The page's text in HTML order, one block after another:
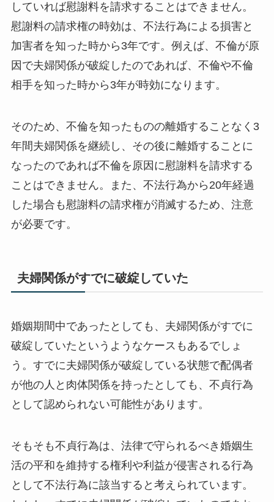
していれば慰謝料を請求することはできません。
慰謝料の請求権の時効は、不法行為による損害と
加害者を知った時から3年です。例えば、不倫が原
因で夫婦関係が破綻したのであれば、不倫や不倫
相手を知った時から3年が時効になります。
そのため、不倫を知ったものの離婚することなく3
年間夫婦関係を継続し、その後に離婚することに
なったのであれば不倫を原因に慰謝料を請求する
ことはできません。また、不法行為から20年経過
した場合も慰謝料の請求権が消滅するため、注意
が必要です。
夫婦関係がすでに破綻していた
婚姻期間中であったとしても、夫婦関係がすでに
破綻していたというようなケースもあるでしょ
う。すでに夫婦関係が破綻している状態で配偶者
が他の人と肉体関係を持ったとしても、不貞行為
として認められない可能性があります。
そもそも不貞行為は、法律で守られるべき婚姻生
活の平和を維持する権利や利益が侵害される行為
として不法行為に該当すると考えられています。